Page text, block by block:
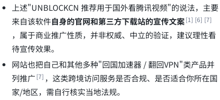
上述"UNBLOCKCN 推荐用于国外看腾讯视频"的说法，主要
来自该软件自身的官网和第三方下载站的宣传文案
，属于商业推广性质，并非权威、中立的验证，建议理性看
待宣传效果。
网站也把自己和其他多种"回国加速器 / 翻回VPN"类产品并
列推广
，这类跨境访问服务是否合规、是否适合你所在国
家/地区，需自行核实当地法规。